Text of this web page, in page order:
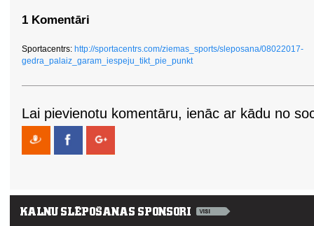
1 Komentāri
Sportacentrs: http://sportacentrs.com/ziemas_sports/sleposana/08022017-
gedra_palaiz_garam_iespeju_tikt_pie_punkt
Lai pievienotu komentāru, ienāc ar kādu no